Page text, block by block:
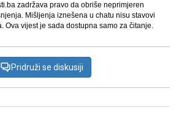
zadržava pravo da obriše neprimjeren
Mišljenja iznešena u chatu nisu stavovi
Ova vijest je sada dostupna samo za čitanje.
Pridruži se diskusiji